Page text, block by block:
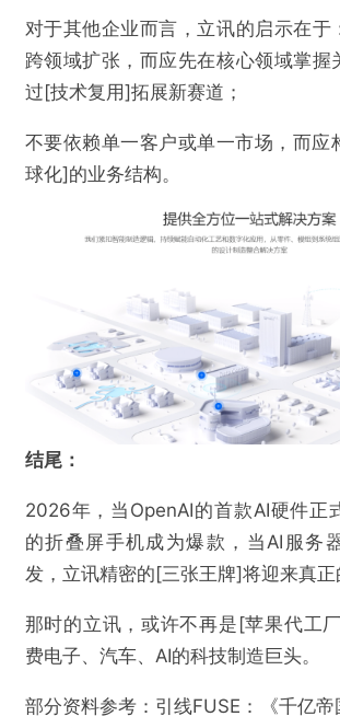
对于其他企业而言，立讯的启示在于
跨领域扩张，而应先在核心领域掌握
过[技术复用]拓展新赛道；
不要依赖单一客户或单一市场，而应
球化]的业务结构。
结尾：
2026年，当OpenAI的首款AI硬件正
的折叠屏手机成为爆款，当AI服务
发，立讯精密的[三张王牌]将迎来真正
那时的立讯，或许不再是[苹果代工
费电子、汽车、AI的科技制造巨头。
部分资料参考：引线FUSE：《千亿